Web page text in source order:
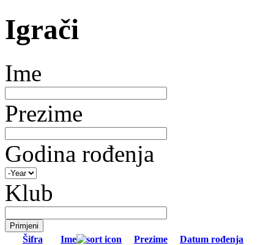
Igrači
Ime
Prezime
Godina rođenja
Klub
Šifra Ime Prezime
Datum rođenja